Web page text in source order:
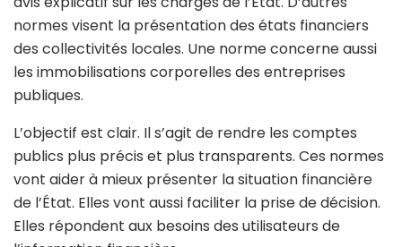
du ministère étaient présents. Cette réunion s’inscrit
dans le programme de réforme du système
comptable public pour les années 2026 et 2027.
Les projets approuvés couvrent des éléments
de l’État et les flux de trésorerie. Ils incluent aussi un
avis explicatif sur les charges de l’État. D’autres
normes visent la présentation des états financiers
des collectivités locales. Une norme concerne aussi
les immobilisations corporelles des entreprises